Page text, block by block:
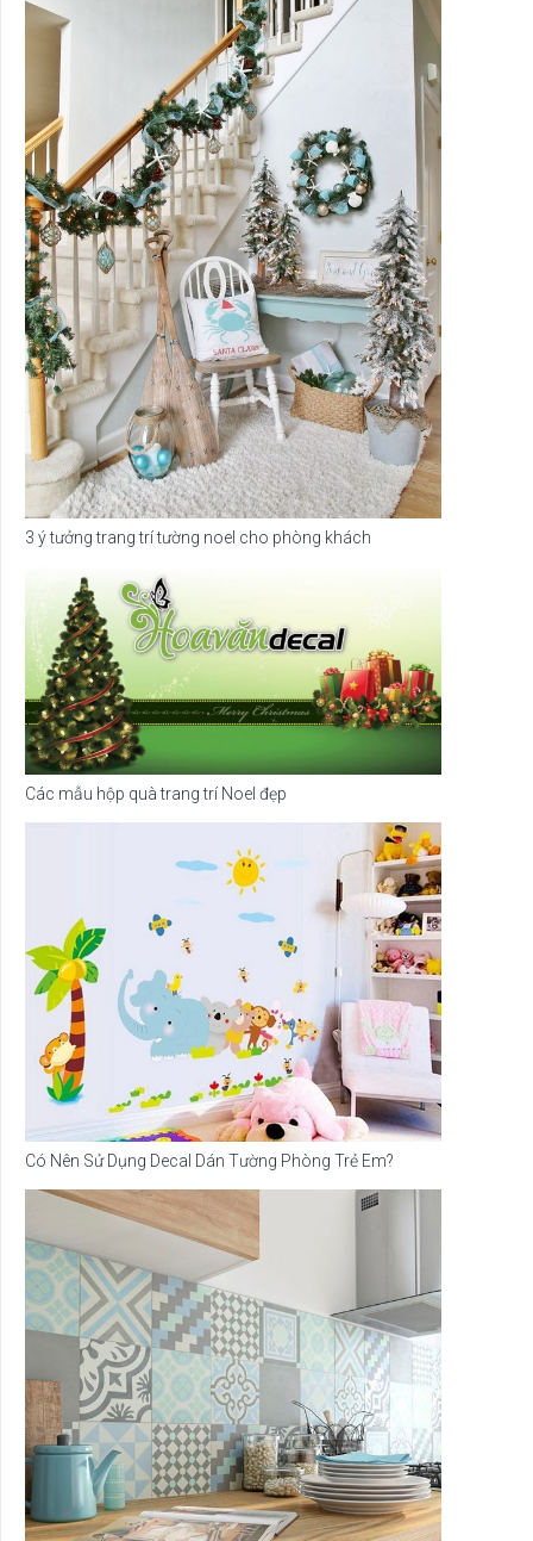
3 ý tưởng trang trí tường noel cho phòng khách
Các mẫu hộp quà trang trí Noel đẹp
Có Nên Sử Dụng Decal Dán Tường Phòng Trẻ Em?